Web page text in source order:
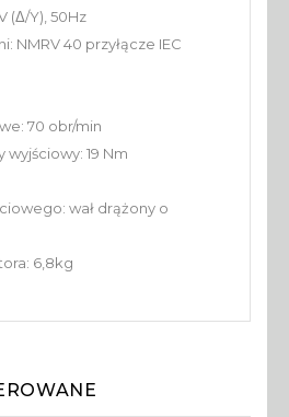
(Δ/Y), 50Hz
NMRV 40 przyłącze IEC
70 obr/min
19 Nm
wał drążony o
6,8kg